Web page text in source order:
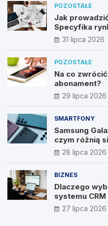
POZOSTAŁE
Jak
Specyfika
31 lipca 2026
POZOSTAŁE
Na co
abonament?
29 lipca 2026
SMARTFONY
Samsung
czym różnią
28 lipca 2026
BIZNES
Dlaczego
systemu
Wywiad z
Vision
27 lipca 2026